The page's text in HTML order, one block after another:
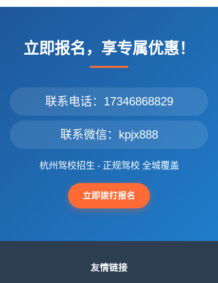
立即报名，享专属优惠！
联系电话：17346868829
联系微信：kpjx888
杭州驾校招生 - 正规驾校 全城覆盖
立即拨打报名
友情链接